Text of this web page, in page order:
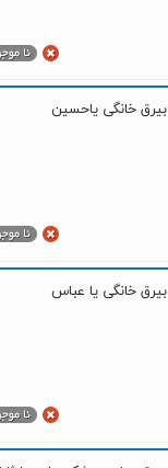
بیرق خانگی یاحسین
بیرق خانگی یا عباس